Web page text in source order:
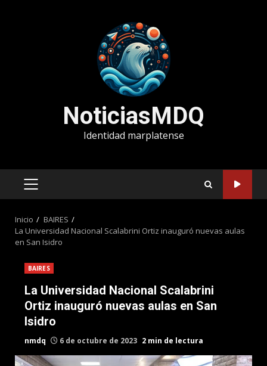
NoticiasMDQ
Identidad marplatense
MENÚ
Inicio
BAIRES
La Universidad Nacional Scalabrini Ortiz inauguró nuevas aulas
en San Isidro
BAIRES
La Universidad Nacional Scalabrini
Ortiz inauguró nuevas aulas en San
Isidro
nmdq 6 de octubre de 2023 2 min de lectura